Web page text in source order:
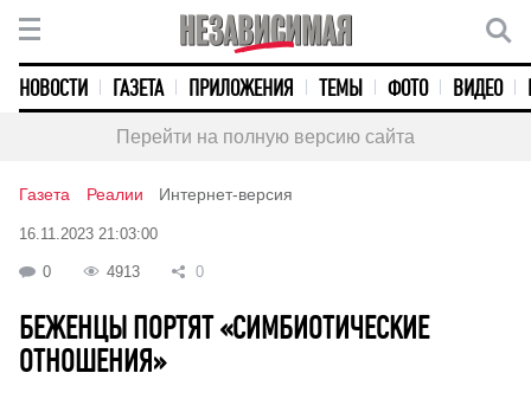
НОВОСТИ ГАЗЕТА ПРИЛОЖЕНИЯ ТЕМЫ ФОТО ВИДЕО
Перейти на полную версию сайта
Газета Реалии Интернет-версия
16.11.2023 21:03:00
0 4913 0
БЕЖЕНЦЫ ПОРТЯТ «СИМБИОТИЧЕСКИЕ
ОТНОШЕНИЯ»